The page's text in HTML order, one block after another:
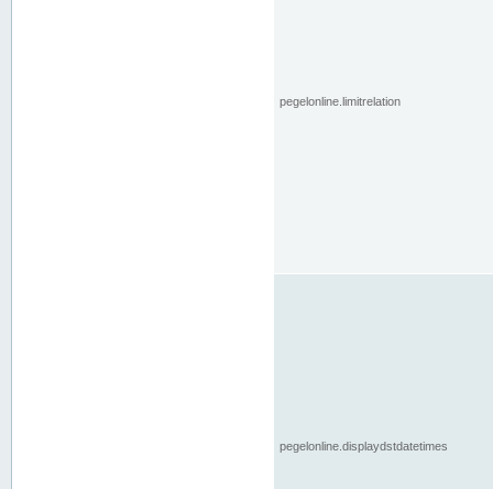
pegelonline.limitrelation
pegelonline.displaydstdatetimes